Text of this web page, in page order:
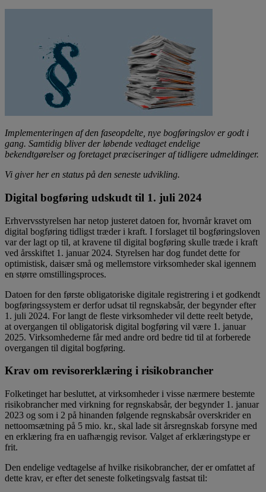
Implementeringen af den faseopdelte, nye bogføringslov er godt i
gang. Samtidig bliver der løbende vedtaget endelige
bekendtgørelser og foretaget præciseringer af tidligere udmeldinger.
Vi giver her en status på den seneste udvikling.
Digital bogføring udskudt til 1. juli 2024
Erhvervsstyrelsen har netop justeret datoen for, hvornår kravet om
digital bogføring tidligst træder i kraft. I forslaget til bogføringsloven
var der lagt op til, at kravene til digital bogføring skulle træde i kraft
ved årsskiftet 1. januar 2024. Styrelsen har dog fundet dette for
optimistisk, daisær små og mellemstore virksomheder skal igennem
en større omstillingsproces.
Datoen for den første obligatoriske digitale registrering i et godkendt
bogføringssystem er derfor udsat til regnskabsår, der begynder efter
1. juli 2024. For langt de fleste virksomheder vil dette reelt betyde,
at overgangen til obligatorisk digital bogføring vil være 1. januar
2025. Virksomhederne får med andre ord bedre tid til at forberede
overgangen til digital bogføring.
Krav om revisorerklæring i risikobrancher
Folketinget har besluttet, at virksomheder i visse nærmere bestemte
risikobrancher med virkning for regnskabsår, der begynder 1. januar
2023 og som i 2 på hinanden følgende regnskabsår overskrider en
nettoomsætning på 5 mio. kr., skal lade sit årsregnskab forsyne med
en erklæring fra en uafhængig revisor. Valget af erklæringstype er
frit.
Den endelige vedtagelse af hvilke risikobrancher, der er omfattet af
dette krav, er efter det seneste folketingsvalg fastsat til: